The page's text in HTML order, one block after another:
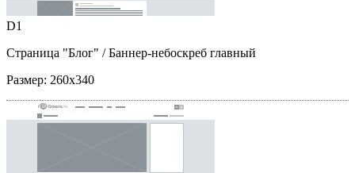
D1
Страница "Блог" / Баннер-небоскреб главный
Размер: 260x340